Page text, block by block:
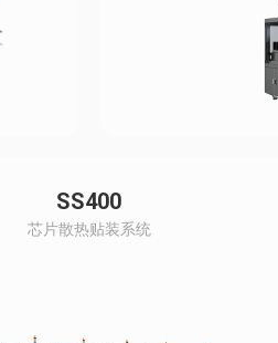
SS400
芯片散热贴装系统